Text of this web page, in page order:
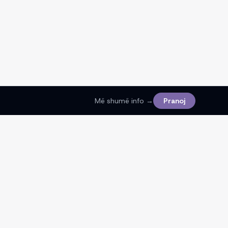
Më shumë info → Pranoj